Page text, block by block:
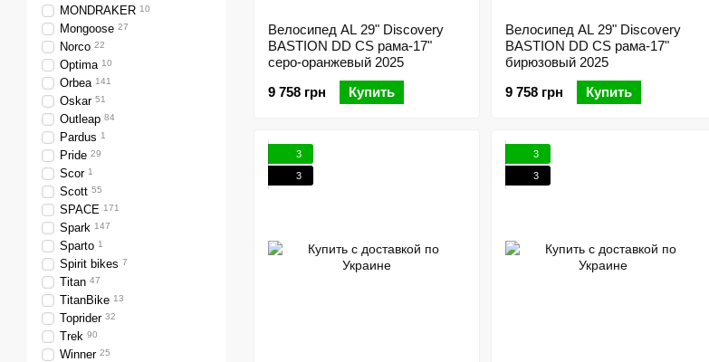
Велосипед AL 29" Discovery
BASTION DD CS рама-17"
серо-оранжевый 2025
9 758 грн
Купить
Велосипед AL 29" Discovery
BASTION DD CS рама-17"
бирюзовый 2025
9 758 грн
Купить
3
3
3
3
MONDRAKER 10
Mongoose 27
Norco 22
Optima 10
Orbea 141
Oskar 51
Outleap 84
Pardus 1
Pride 29
Scor 1
Scott 55
SPACE 171
Spark 147
Sparto 1
Spirit bikes 7
Titan 47
TitanBike 13
Toprider 32
Trek 90
Winner 25